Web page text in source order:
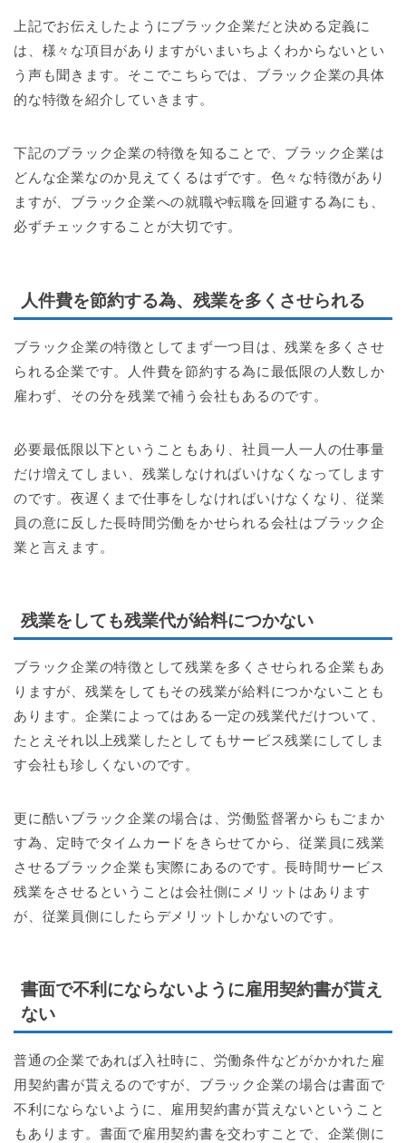
上記でお伝えしたようにブラック企業だと決める定義に
は、様々な項目がありますがいまいちよくわからないとい
う声も聞きます。そこでこちらでは、ブラック企業の具体
的な特徴を紹介していきます。
下記のブラック企業の特徴を知ることで、ブラック企業は
どんな企業なのか見えてくるはずです。色々な特徴があり
ますが、ブラック企業への就職や転職を回避する為にも、
必ずチェックすることが大切です。
人件費を節約する為、残業を多くさせられる
ブラック企業の特徴としてまず一つ目は、残業を多くさせ
られる企業です。人件費を節約する為に最低限の人数しか
雇わず、その分を残業で補う会社もあるのです。
必要最低限以下ということもあり、社員一人一人の仕事量
だけ増えてしまい、残業しなければいけなくなってします
のです。夜遅くまで仕事をしなければいけなくなり、従業
員の意に反した長時間労働をかせられる会社はブラック企
業と言えます。
残業をしても残業代が給料につかない
ブラック企業の特徴として残業を多くさせられる企業もあ
りますが、残業をしてもその残業が給料につかないことも
あります。企業によってはある一定の残業代だけついて、
たとえそれ以上残業したとしてもサービス残業にしてしま
す会社も珍しくないのです。
更に酷いブラック企業の場合は、労働監督署からもごまか
す為、定時でタイムカードをきらせてから、従業員に残業
させるブラック企業も実際にあるのです。長時間サービス
残業をさせるということは会社側にメリットはあります
が、従業員側にしたらデメリットしかないのです。
書面で不利にならないように雇用契約書が貰え
ない
普通の企業であれば入社時に、労働条件などがかかれた雇
用契約書が貰えるのですが、ブラック企業の場合は書面で
不利にならないように、雇用契約書が貰えないということ
もあります。書面で雇用契約書を交わすことで、企業側に